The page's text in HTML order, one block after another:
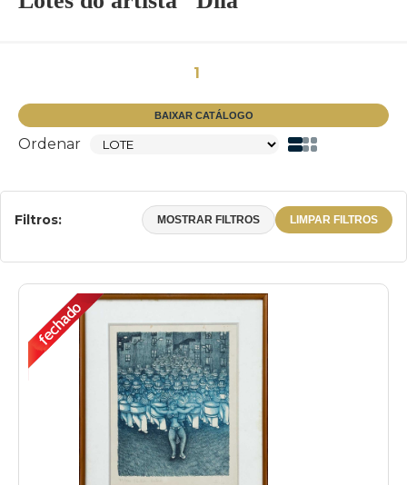
1
BAIXAR CATÁLOGO
Ordenar
Filtros: MOSTRAR FILTROS LIMPAR FILTROS